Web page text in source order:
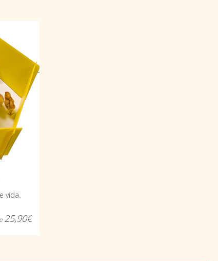
vida.
25,90€